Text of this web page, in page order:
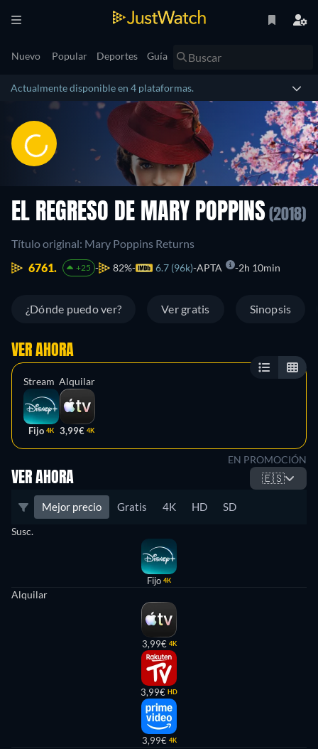
Nuevo Popular Deportes Guía
Actualmente disponible en 4 plataformas.
EL REGRESO DE MARY POPPINS (2018)
Título original: Mary Poppins Returns
6761.
+25 82% 6.7 (96k) APTA 2h 10min
¿Dónde puedo ver? Ver gratis Sinopsis
VER AHORA
Stream
Fijo 4K
Alquilar
3,99€ 4K
EN PROMOCIÓN
VER AHORA 🇪🇸
Mejor precio Gratis 4K HD SD
Susc.
Fijo 4K
Alquilar
3,99€ 4K
3,99€ HD
3,99€ 4K